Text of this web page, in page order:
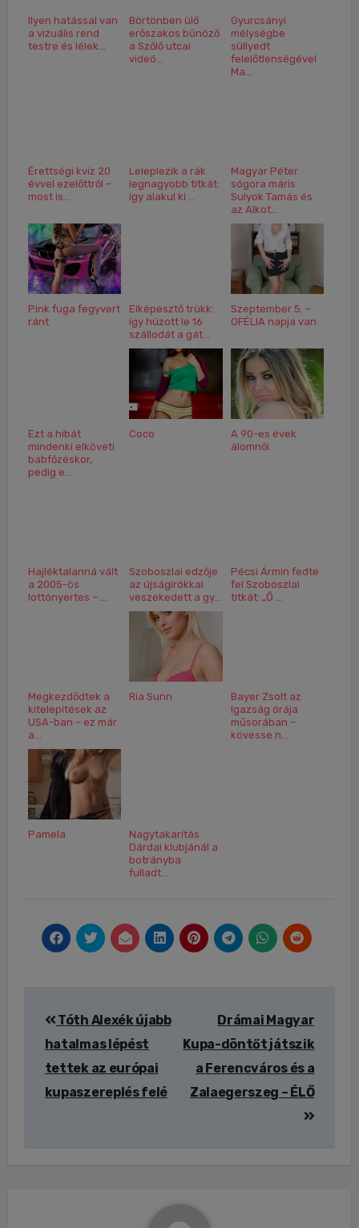
Ilyen hatással van
a vizuális rend
testre és lélek...
Börtönben ülő
erőszakos bűnöző
a Szőlő utcai
videó...
Gyurcsányi
mélységbe
süllyedt
felelőtlenségével
Ma...
Érettségi kvíz 20
évvel ezelőttről –
most is...
Leleplezik a rák
legnagyobb titkát:
így alakul ki ...
Magyar Péter
sógora máris
Sulyok Tamás és
az Alkot...
Pink fuga fegyvert
ránt
Elképesztő trükk:
így húzott le 16
szállodát a gát...
Szeptember 5. –
OFÉLIA napja van
Ezt a hibát
mindenki elköveti
babfőzéskor,
pedig e...
Coco
A 90-es évek
álomnői
Hajléktalanná vált
a 2005-ös
lottónyertes – ...
Szoboszlai edzője
az újságírókkal
veszekedett a gy...
Pécsi Ármin fedte
fel Szoboszlai
titkát: „Ő ...
Megkezdődtek a
kitelepítések az
USA-ban – ez már
a...
Ria Sunn
Bayer Zsolt az
Igazság órája
műsorában –
kövesse n...
Pamela
Nagytakarítás
Dárdai klubjánál a
botrányba
fulladt...
navigáció
Tóth Alexék újabb
hatalmas lépést
tettek az európai
kupaszereplés felé
Drámai Magyar
Kupa-döntőt játszik
a Ferencváros és a
Zalaegerszeg – ÉLŐ